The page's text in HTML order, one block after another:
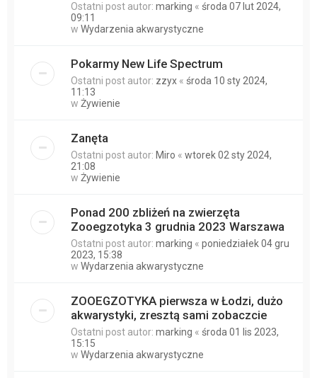
Ostatni post autor: marking « środa 07 lut 2024,
09:11
w Wydarzenia akwarystyczne
Pokarmy New Life Spectrum
Ostatni post autor: zzyx « środa 10 sty 2024,
11:13
w Żywienie
Zanęta
Ostatni post autor: Miro « wtorek 02 sty 2024,
21:08
w Żywienie
Ponad 200 zbliżeń na zwierzęta
Zooegzotyka 3 grudnia 2023 Warszawa
Ostatni post autor: marking « poniedziałek 04 gru
2023, 15:38
w Wydarzenia akwarystyczne
ZOOEGZOTYKA pierwsza w Łodzi, dużo
akwarystyki, zresztą sami zobaczcie
Ostatni post autor: marking « środa 01 lis 2023,
15:15
w Wydarzenia akwarystyczne